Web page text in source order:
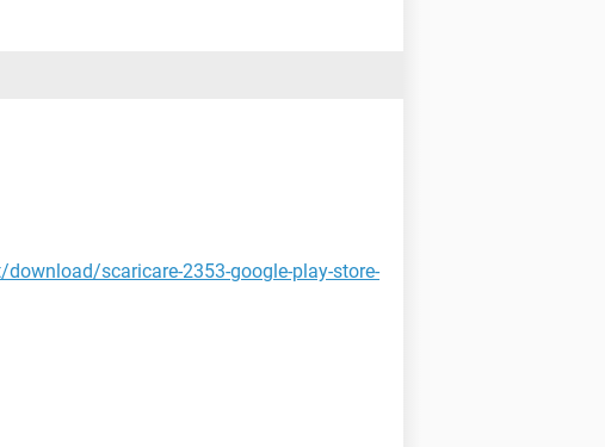
scaricare-2353-google-play-store-